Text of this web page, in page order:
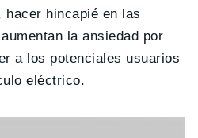
hincapié en las
la ansiedad por
a los potenciales usuarios
eléctrico.